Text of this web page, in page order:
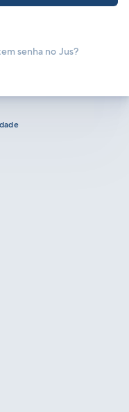
senha no Jus?